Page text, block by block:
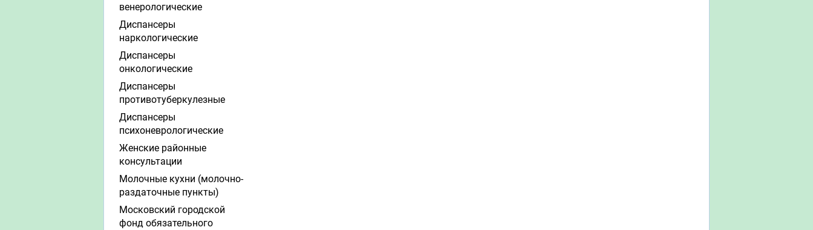
венерологические
Диспансеры
наркологические
Диспансеры
онкологические
Диспансеры
противотуберкулезные
Диспансеры
психоневрологические
Женские районные
консультации
Молочные кухни (молочно-
раздаточные пункты)
Московский городской
фонд обязательного